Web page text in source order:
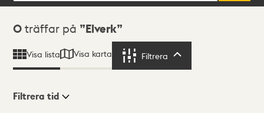
Sökresultat
0 träffar på Elverk
Visa lista Visa karta Filtrera
Filtrera tid